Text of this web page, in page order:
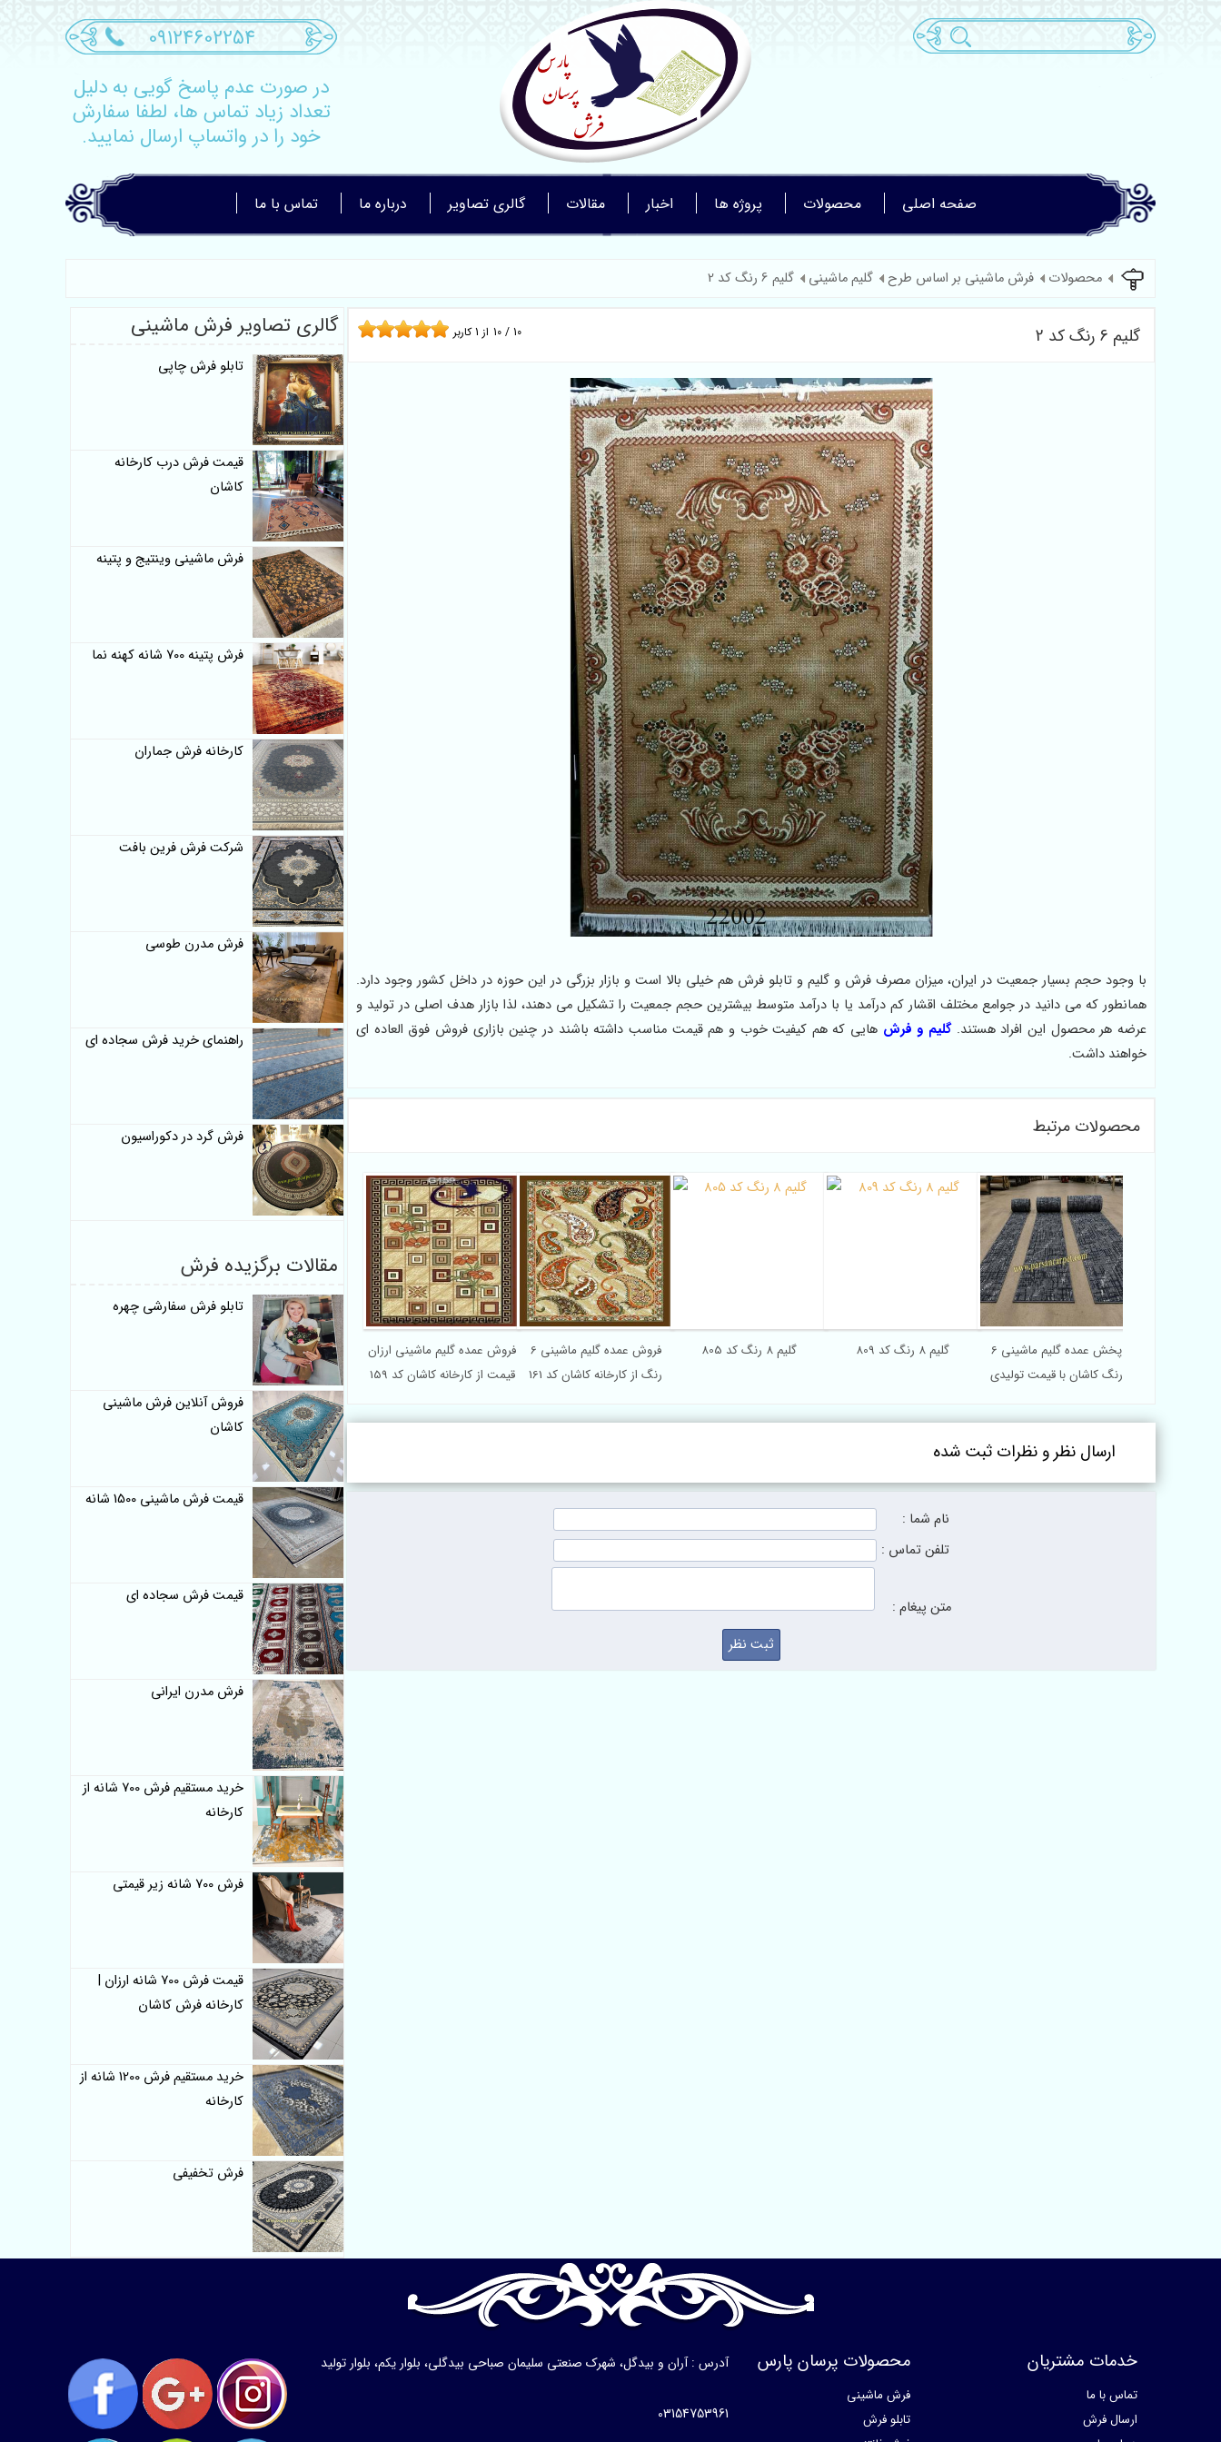
09124602254
در صورت عدم پاسخ گویی به دلیل
تعداد زیاد تماس ها، لطفا سفارش
خود را در واتساپ ارسال نمایید.
صفحه اصلی محصولات پروژه ها اخبار مقالات گالری تصاویر درباره ما تماس با ما
محصولات فرش ماشینی بر اساس طرح گلیم ماشینی گلیم 6 رنگ کد 2
گلیم 6 رنگ کد 2 10 / 10 از 1کاربر
با وجود حجم بسیار جمعیت در ایران، میزان مصرف فرش و گلیم و تابلو فرش هم خیلی بالا است و بازار بزرگی در این حوزه در داخل کشور وجود دارد.
همانطور که می دانید در جوامع مختلف اقشار کم درآمد یا با درآمد متوسط بیشترین حجم جمعیت را تشکیل می دهند، لذا بازار هدف اصلی در تولید و
عرضه هر محصول این افراد هستند.گلیم و فرش هایی که هم کیفیت خوب و هم قیمت مناسب داشته باشند در چنین بازاری فروش فوق العاده ای
خواهند داشت.
محصولات مرتبط
فروش عمده گلیم ماشینی ارزان
قیمت از کارخانه کاشان کد 159
فروش عمده گلیم ماشینی 6
رنگ از کارخانه کاشان کد 161
گلیم 8 رنگ کد 805 گلیم 8 رنگ کد 809
پخش عمده گلیم ماشینی 6
رنگ کاشان با قیمت تولیدی
ارسال نظر و نظرات ثبت شده
نام شما :
تلفن تماس :
متن پیغام :
گالری تصاویر فرش ماشینی
تابلو فرش چاپی
قیمت فرش درب کارخانه
کاشان
فرش ماشینی وینتیج و پتینه
فرش پتینه 700 شانه کهنه نما
کارخانه فرش جماران
شرکت فرش فرین بافت
فرش مدرن طوسی
راهنمای خرید فرش سجاده ای
فرش گرد در دکوراسیون
مقالات برگزیده فرش
تابلو فرش سفارشی چهره
فروش آنلاین فرش ماشینی
کاشان
قیمت فرش ماشینی 1500 شانه
قیمت فرش سجاده ای
فرش مدرن ایرانی
خرید مستقیم فرش 700 شانه از
کارخانه
فرش 700 شانه زیر قیمتی
قیمت فرش 700 شانه ارزان |
کارخانه فرش کاشان
خرید مستقیم فرش 1200 شانه از
کارخانه
فرش تخفیفی
خدمات مشتریان
تماس با ما
ارسال فرش
محصولات پرسان پارس
فرش ماشینی
تابلو فرش
آدرس : آران و بیدگل، شهرک صنعتی سلیمان صباحی بیدگلی، بلوار یکم، بلوار تولید
03154753961